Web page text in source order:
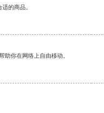
的商品。
你在网络上自由移动。